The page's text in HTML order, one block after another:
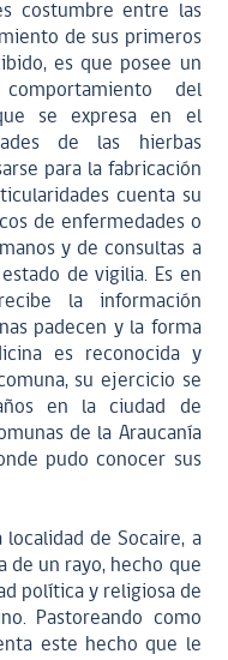
costumbre entre las
de sus primeros
es que posee un
del
se expresa en el
de las hierbas
para la fabricación
cuenta su
de enfermedades o
y de consultas a
de vigilia. Es en
la información
padecen y la forma
es reconocida y
su ejercicio se
en la ciudad de
de la Araucanía
pudo conocer sus
localidad de Socaire, a
de un rayo, hecho que
política y religiosa de
Pastoreando como
este hecho que le